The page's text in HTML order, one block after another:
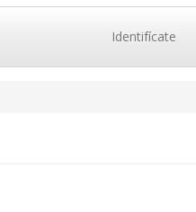
Identifícate